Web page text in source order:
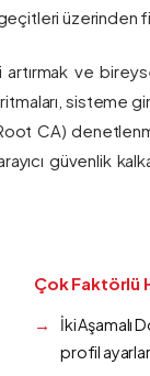
geçitleri üzerinden
artırmak ve
sisteme
CA)
güvenlik
Çok Faktörlü
İki Aşamalı
profil